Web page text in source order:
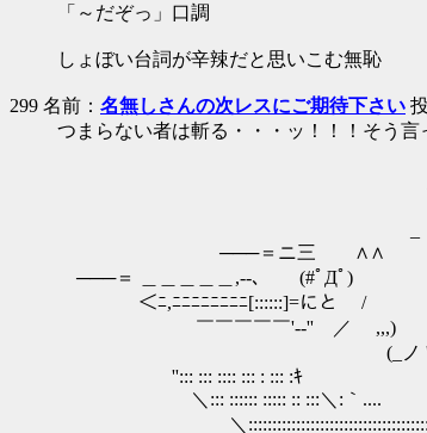
「～だぞっ」口調
しょぼい台詞が辛辣だと思いこむ無恥
299 名前： 名無しさんの次レスにご期待下さい
つまらない者は斬る・・・ッ！！！そう
，. -=
＿ __￣- _ :..
＼:. -= （ill;;ﾟ
_ ＼:.､
───＝ニ三 ∧∧ '；'`ヽ:ヽ
───＝ ＿＿＿＿＿,--､ (#ﾟДﾟ) 人
＜ﾆ,ﾆﾆﾆﾆﾆﾆﾆﾆ[::::::]=に
￣￣￣￣￣'--'' ／ ,,,)
(_ノ '
''::: ::: :::: ::: : ::: :ｷ ／
＼::: :::::: ::::: :: :::＼:｀
＼